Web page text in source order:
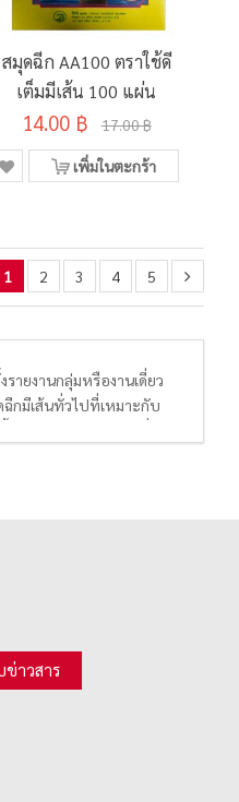
สมุดฉีก AA100 ตราใช้ดี
เต็มมีเส้น 100 แผ่น
14.00 ฿ 17.00 ฿
เพิ่มในตะกร้า
1 2 3 4 5
ายงานกลุ่มหรืองานเดี่ยว
กมีเส้นทั่วไปที่เหมาะกับ
งมี
ขที่แสนยากก็จะง่ายขึ้น
ข่าวสาร